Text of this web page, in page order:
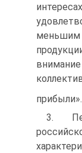
меньшим
прибыли».
3.